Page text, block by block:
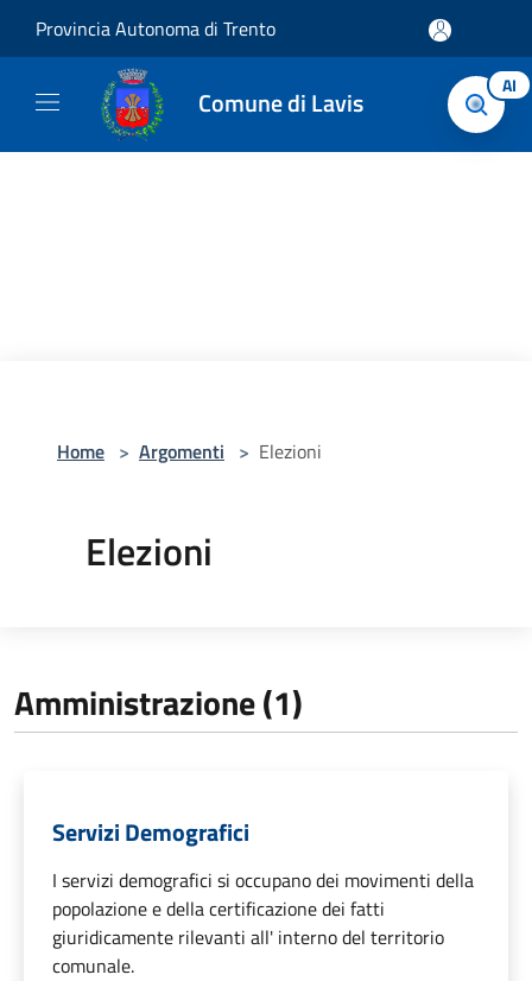
Provincia Autonoma di Trento
Comune di Lavis AI
Home > Argomenti > Elezioni
Elezioni
Amministrazione (1)
Servizi Demografici
I servizi demografici si occupano dei movimenti della
popolazione e della certificazione dei fatti
giuridicamente rilevanti all' interno del territorio
comunale.